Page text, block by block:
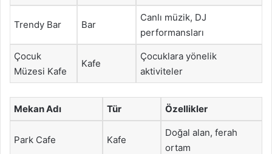
Trendy Bar Bar
Canlı müzik, DJ
performansları
Çocuk
Müzesi Kafe
Kafe
Çocuklara yönelik
aktiviteler
Mekan Adı Tür Özellikler
Park Cafe Kafe
Doğal alan, ferah
ortam